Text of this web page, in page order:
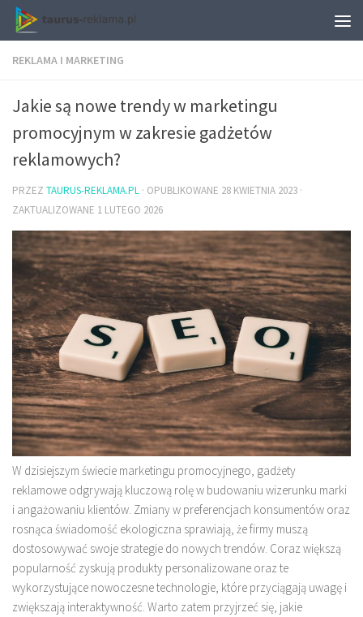
REKLAMA I MARKETING
Jakie są nowe trendy w marketingu
promocyjnym w zakresie gadżetów
reklamowych?
PRZEZ TAURUS-REKLAMA.PL · OPUBLIKOWANE 28 KWIETNIA 2023 ·
ZAKTUALIZOWANE 1 LUTEGO 2026
W dzisiejszym świecie marketingu promocyjnego, gadżety
reklamowe odgrywają kluczową rolę w budowaniu wizerunku marki
i angażowaniu klientów. Zmiany w preferencjach konsumentów oraz
rosnąca świadomość ekologiczna sprawiają, że firmy muszą
dostosowywać swoje strategie do nowych trendów. Coraz większą
popularność zyskują produkty personalizowane oraz te
wykorzystujące nowoczesne technologie, które przyciągają uwagę i
zwiększają interaktywność. Warto zatem przyjrzeć się, jakie